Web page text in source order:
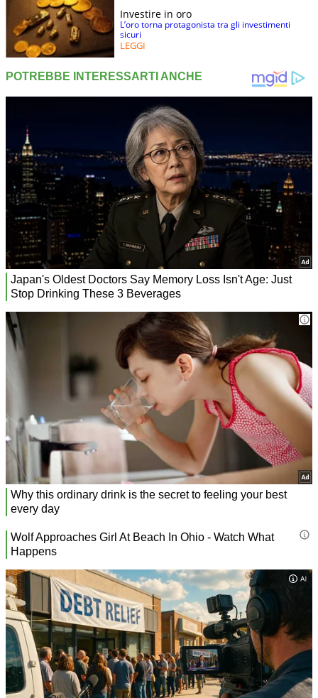
Investire in oro
L’oro torna protagonista tra gli investimenti
sicuri
LEGGI